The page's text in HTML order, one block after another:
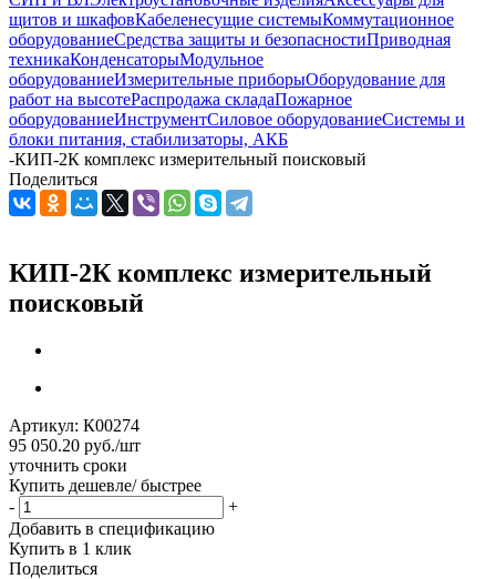
щитов и шкафовКабеленесущие системыКоммутационное
оборудованиеСредства защиты и безопасностиПриводная
техникаКонденсаторыМодульное
оборудованиеИзмерительные приборыОборудование для
работ на высотеРаспродажа складаПожарное
оборудованиеИнструментСиловое оборудованиеСистемы и
блоки питания, стабилизаторы, АКБ
-КИП-2К комплекс измерительный поисковый
Поделиться
КИП-2К комплекс измерительный
поисковый
Артикул: К00274
95 050.20 руб./шт
уточнить сроки
Купить дешевле/ быстрее
-
+
Добавить в спецификацию
Купить в 1 клик
Поделиться